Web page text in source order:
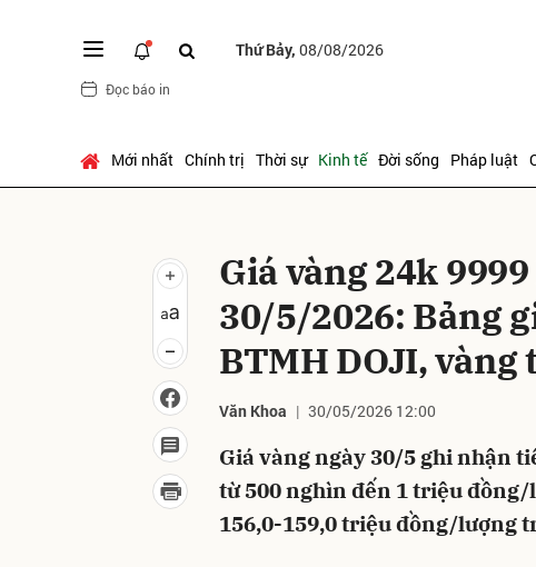
Thứ Bảy, 08/08/2026
Đọc báo in
Mới nhất Chính trị Thời sự Kinh tế Đời sống Pháp luật
Giá vàng 24k
30/5/2026: Bảng
BTMH DOJI, vàng
Văn Khoa 30/05/2026 12:00
Giá vàng ngày 30/5 ghi nhận
từ 500 nghìn đến 1 triệu
156,0-159,0 triệu đồng/lượng
Gửi